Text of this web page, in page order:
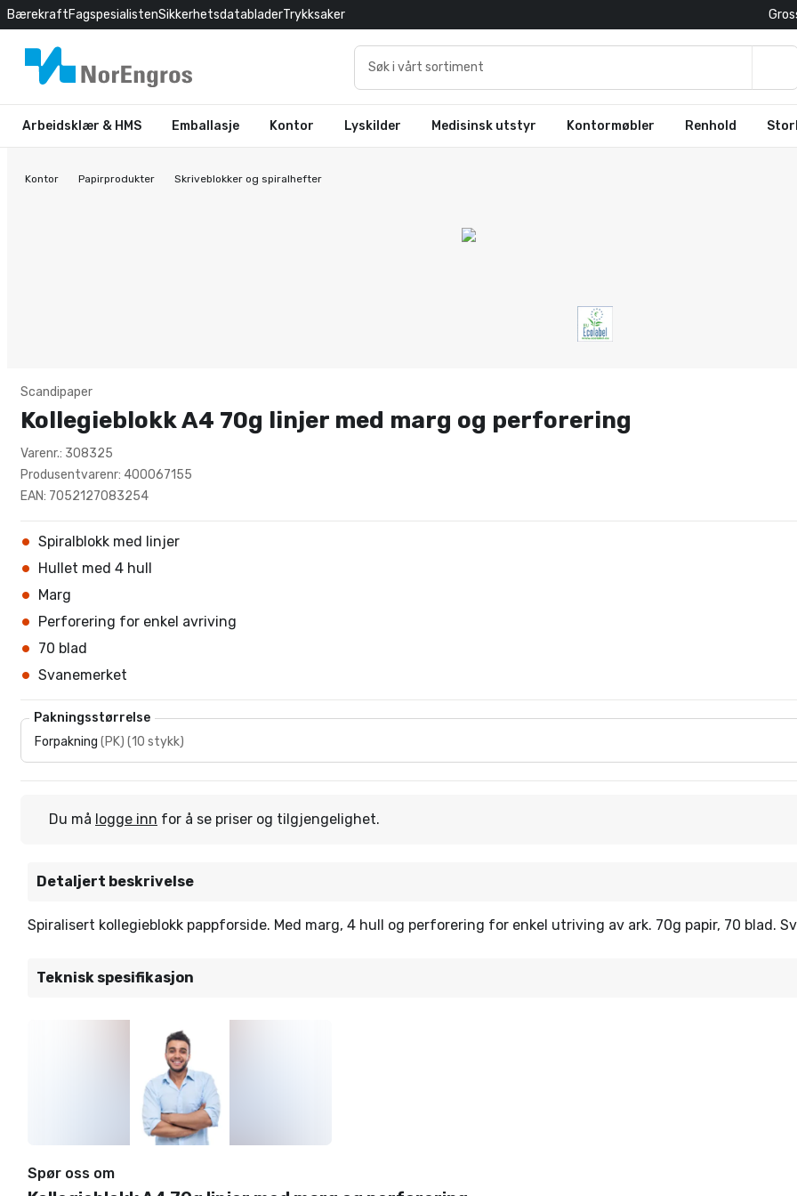
BærekraftFagspesialistenSikkerhetsdatabladerTrykksaker
Arbeidsklær & HMS Emballasje Kontor Lyskilder Medisinsk utstyr Kontormøbler Renhold
Kontor Papirprodukter Skriveblokker og spiralhefter
Scandipaper
Kollegieblokk A4 70g linjer med marg og perforering
Varenr.: 308325
Produsentvarenr: 400067155
EAN: 7052127083254
Spiralblokk med linjer
Hullet med 4 hull
Marg
Perforering for enkel avriving
70 blad
Svanemerket
Pakningsstørrelse
Forpakning (PK) (10 stykk)
Du må logge inn for å se priser og tilgjengelighet.
Detaljert beskrivelse
Spiralisert kollegieblokk pappforside. Med marg, 4 hull og perforering for enkel utriving av ark. 70g papir, 70 blad.
Teknisk spesifikasjon
Spør oss om